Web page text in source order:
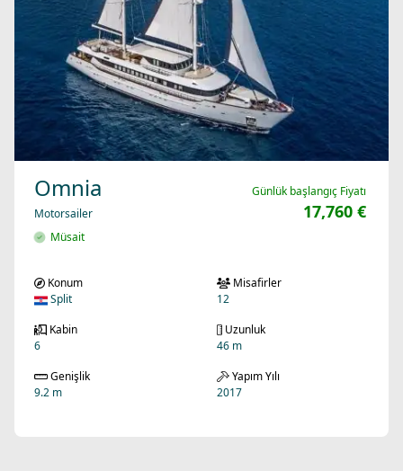
Omnia
Motorsailer
Müsait
Günlük başlangıç Fiyatı
17,760 €
Konum
Split
Misafirler
12
Kabin
6
Uzunluk
46 m
Genişlik
9.2 m
Yapım Yılı
2017